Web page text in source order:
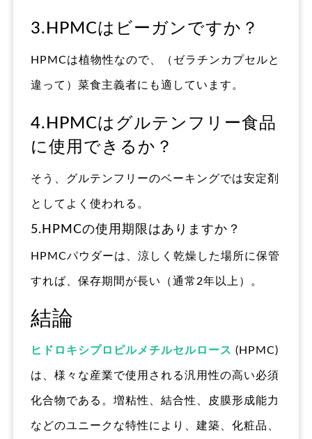
3.HPMCはビーガンですか？
HPMCは植物性なので、（ゼラチンカプセルと
違って）菜食主義者にも適しています。
4.HPMCはグルテンフリー食品
に使用できるか？
そう、グルテンフリーのベーキングでは安定剤
としてよく使われる。
5.HPMCの使用期限はありますか？
HPMCパウダーは、涼しく乾燥した場所に保管
すれば、保存期間が長い（通常2年以上）。
結論
ヒドロキシプロピルメチルセルロース (HPMC)
は、様々な産業で使用される汎用性の高い必須
化合物である。増粘性、結合性、皮膜形成能力
などのユニークな特性により、建築、化粧品、